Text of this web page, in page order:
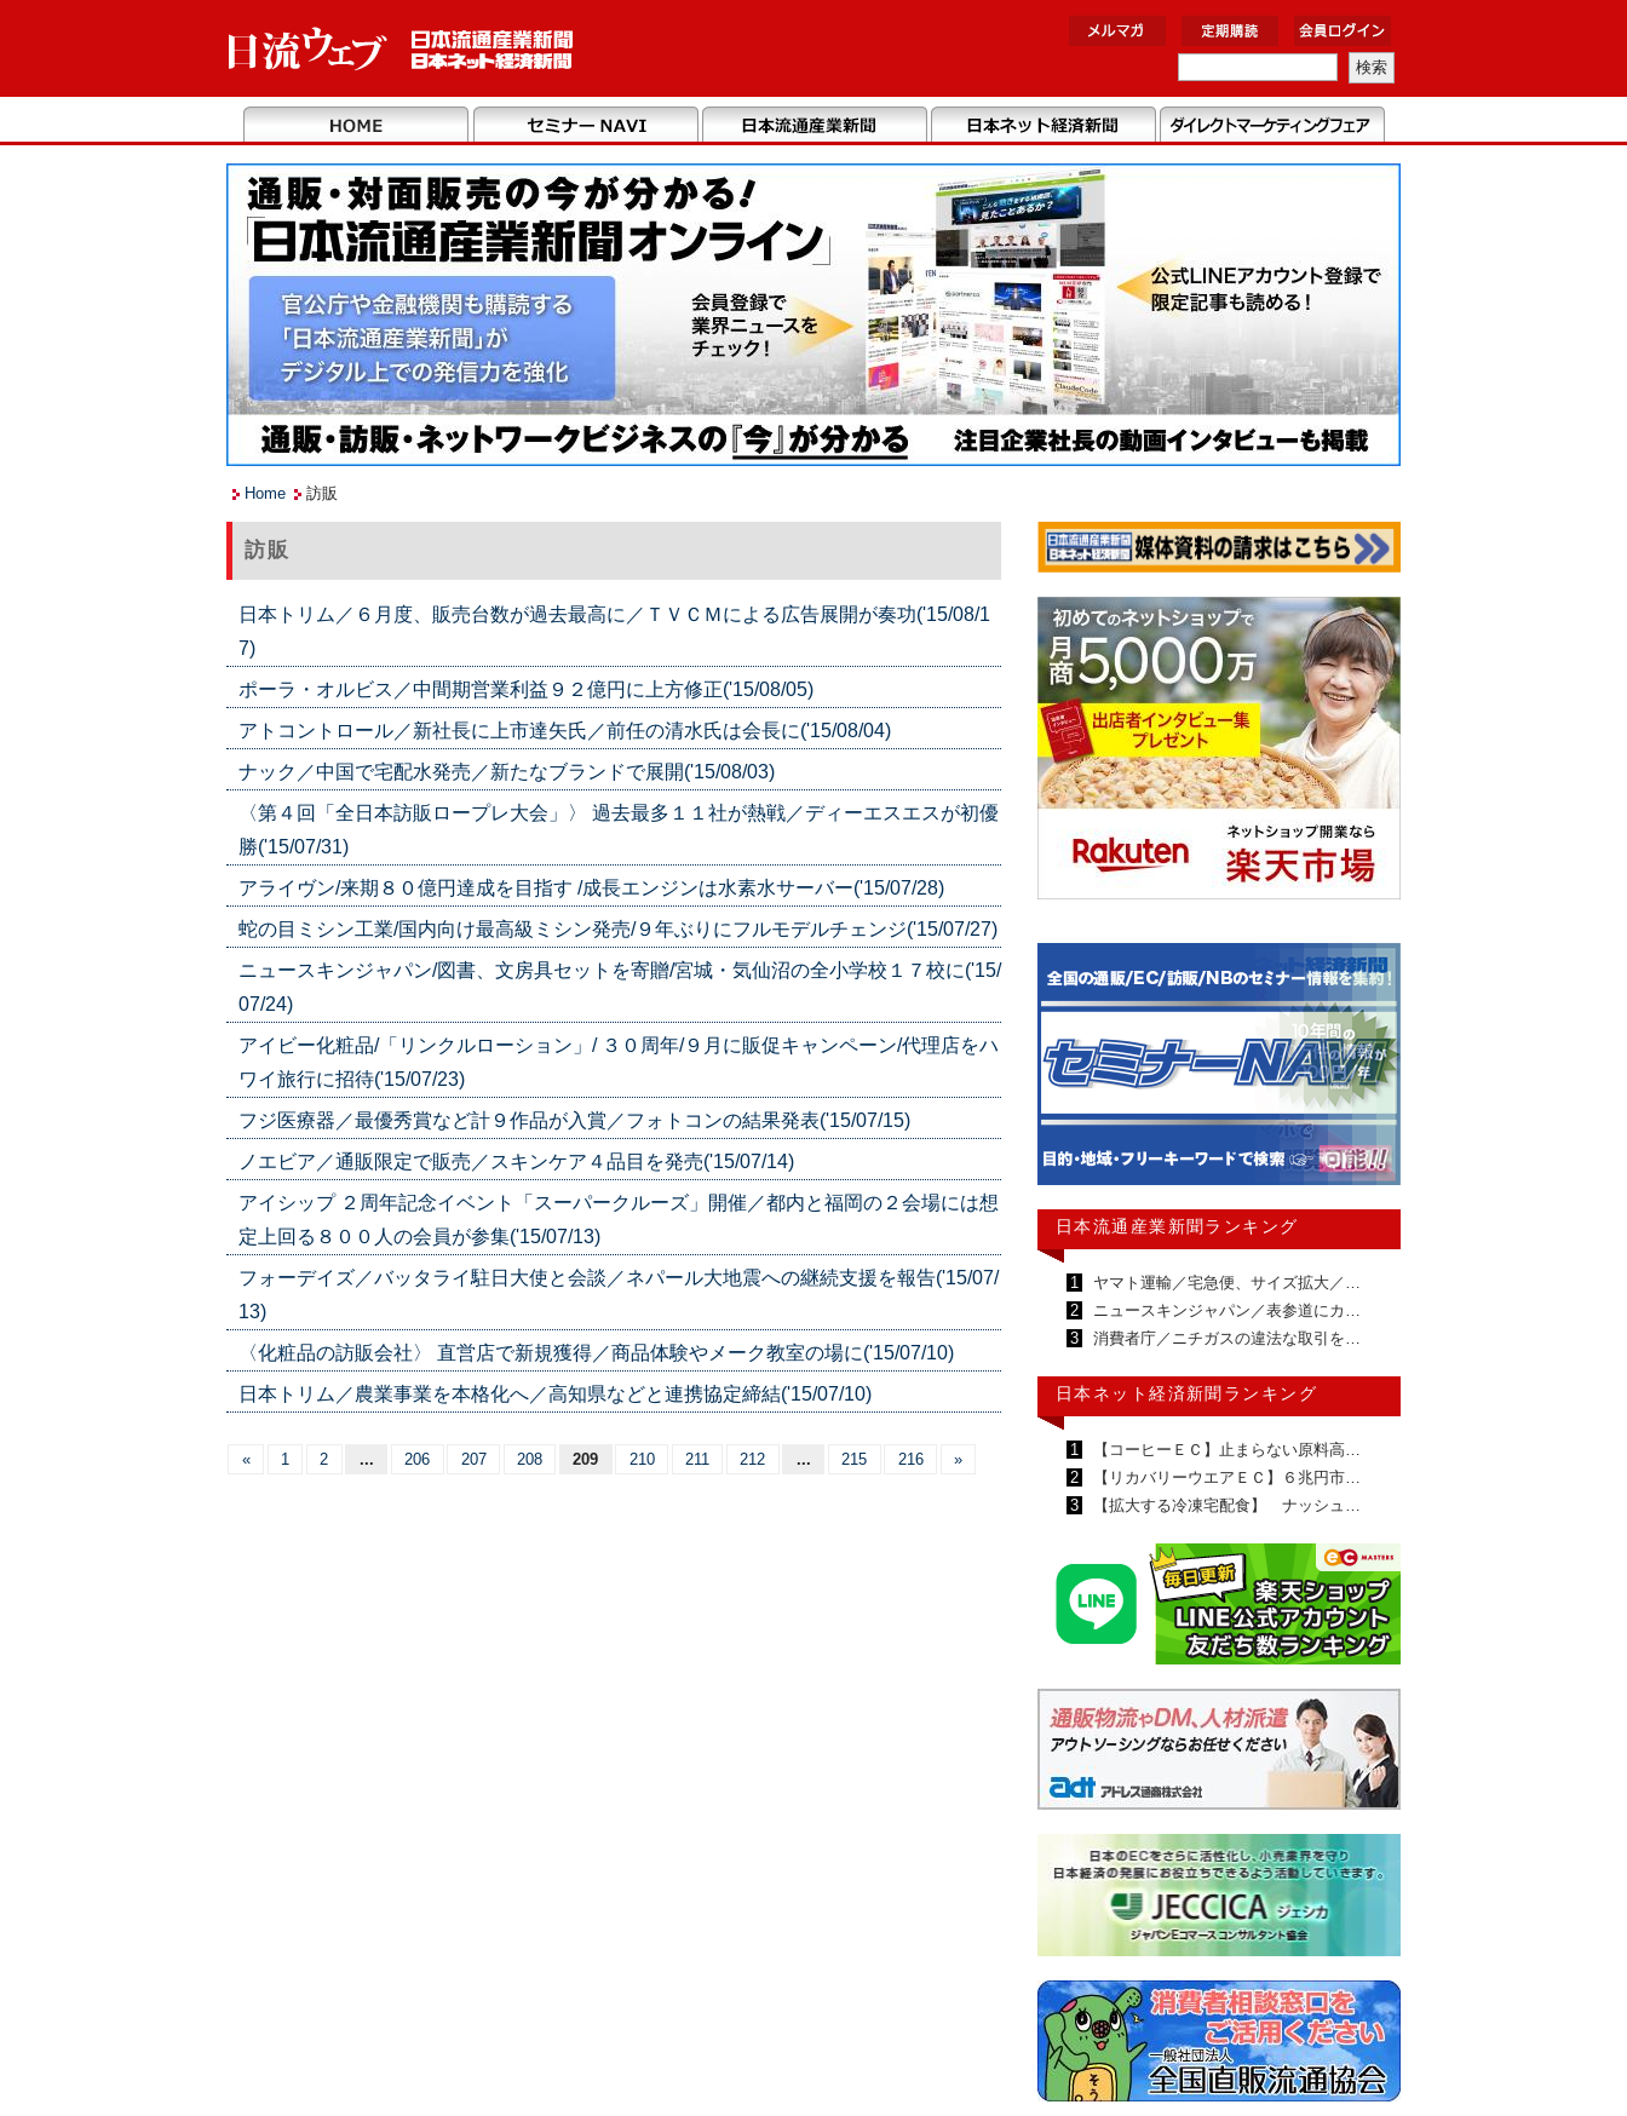
Home 訪販
訪販
日本トリム／６月度、販売台数が過去最高に／ＴＶＣＭによる広告展開が奏功('15/08/1
7)
ポーラ・オルビス／中間期営業利益９２億円に上方修正('15/08/05)
アトコントロール／新社長に上市達矢氏／前任の清水氏は会長に('15/08/04)
ナック／中国で宅配水発売／新たなブランドで展開('15/08/03)
〈第４回「全日本訪販ロープレ大会」〉 過去最多１１社が熱戦／ディーエスエスが初優
勝('15/07/31)
アライヴン/来期８０億円達成を目指す /成長エンジンは水素水サーバー('15/07/28)
蛇の目ミシン工業/国内向け最高級ミシン発売/９年ぶりにフルモデルチェンジ('15/07/27)
ニュースキンジャパン/図書、文房具セットを寄贈/宮城・気仙沼の全小学校１７校に('15/
07/24)
アイビー化粧品/「リンクルローション」/ ３０周年/９月に販促キャンペーン/代理店をハ
ワイ旅行に招待('15/07/23)
フジ医療器／最優秀賞など計９作品が入賞／フォトコンの結果発表('15/07/15)
ノエビア／通販限定で販売／スキンケア４品目を発売('15/07/14)
アイシップ ２周年記念イベント「スーパークルーズ」開催／都内と福岡の２会場には想
定上回る８００人の会員が参集('15/07/13)
フォーデイズ／バッタライ駐日大使と会談／ネパール大地震への継続支援を報告('15/07/
13)
〈化粧品の訪販会社〉 直営店で新規獲得／商品体験やメーク教室の場に('15/07/10)
日本トリム／農業事業を本格化へ／高知県などと連携協定締結('15/07/10)
« 1 2 ... 206 207 208 209 210 211 212 ... 215 216 »
日本流通産業新聞ランキング
1
ヤマト運輸／宅急便、サイズ拡大／…
2
ニュースキンジャパン／表参道にカ…
3
消費者庁／ニチガスの違法な取引を…
日本ネット経済新聞ランキング
1
【コーヒーＥＣ】止まらない原料高…
2
【リカバリーウエアＥＣ】６兆円市…
3
【拡大する冷凍宅配食】 ナッシュ…